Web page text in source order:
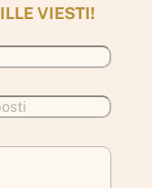
VIESTI!